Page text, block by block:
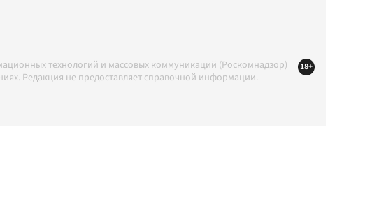
технологий и массовых коммуникаций (Роскомнадзор)
Редакция не предоставляет справочной информации.
18+